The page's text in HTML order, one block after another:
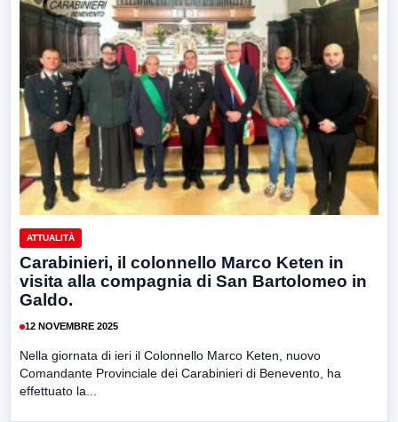
ATTUALITÀ
Carabinieri, il colonnello Marco Keten in
visita alla compagnia di San Bartolomeo in
Galdo.
12 NOVEMBRE 2025
Nella giornata di ieri il Colonnello Marco Keten, nuovo
Comandante Provinciale dei Carabinieri di Benevento, ha
effettuato la...